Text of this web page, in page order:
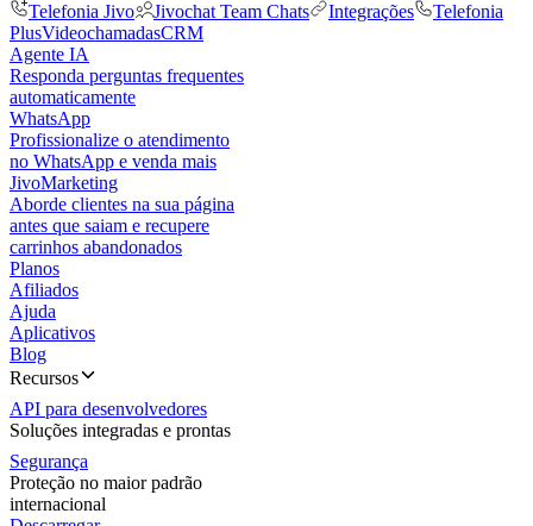
Telefonia Jivo
Jivochat Team Chats Integrações
Telefonia
PlusVideochamadasCRM
Agente IA
Responda perguntas frequentes
automaticamente
WhatsApp
Profissionalize o atendimento
no WhatsApp e venda mais
JivoMarketing
Aborde clientes na sua página
antes que saiam e recupere
carrinhos abandonados
Planos
Afiliados
Ajuda
Aplicativos
Blog
Recursos
API para desenvolvedores
Soluções integradas e prontas
Segurança
Proteção no maior padrão
internacional